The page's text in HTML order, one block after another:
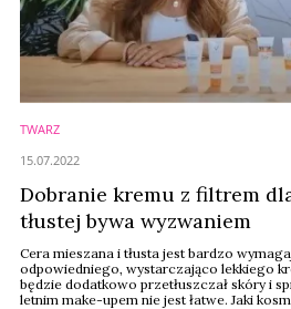
TWARZ
Dobranie kremu z filtrem
tłustej bywa wyzwaniem
Cera mieszana i tłusta jest bardzo
odpowiedniego, wystarczająco lekkiego
będzie dodatkowo przetłuszczał skóry i
letnim make-upem nie jest łatwe. Jaki
15.07.2022